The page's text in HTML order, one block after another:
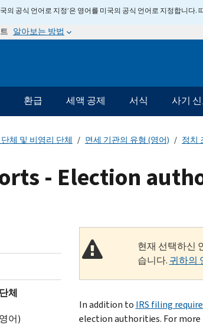
의 공식 언어로 지정’은 영어를 미국의 공식 언어로 지정합니
알아보는 방법
환급 세액 공제 서식 사기
체 및 비영리 단체 면세 기관의 유형 (영어) 정치
- Election
체
어)
현재 선택하신
습니다. 귀하의
In addition to IRS filing
election authorities. For